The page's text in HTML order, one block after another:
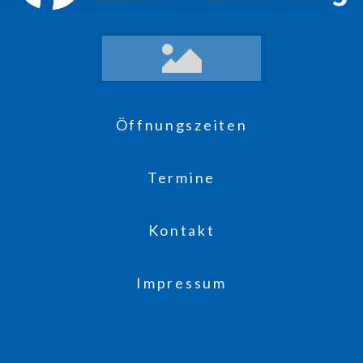
Öffnungszeiten
Termine
Kontakt
Impressum